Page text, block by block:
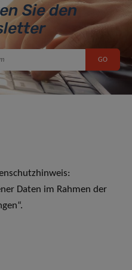
Sie den
Daten im Rahmen der